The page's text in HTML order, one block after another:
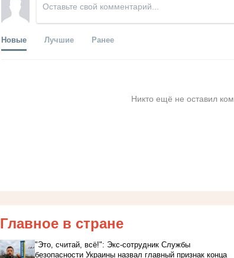
Новые Лучшие Ранее
Никто ещё не оставил
Главное в стране
"Это, считай, всё!": Экс-сотрудник Службы
безопасности Украины назвал главный признак конца